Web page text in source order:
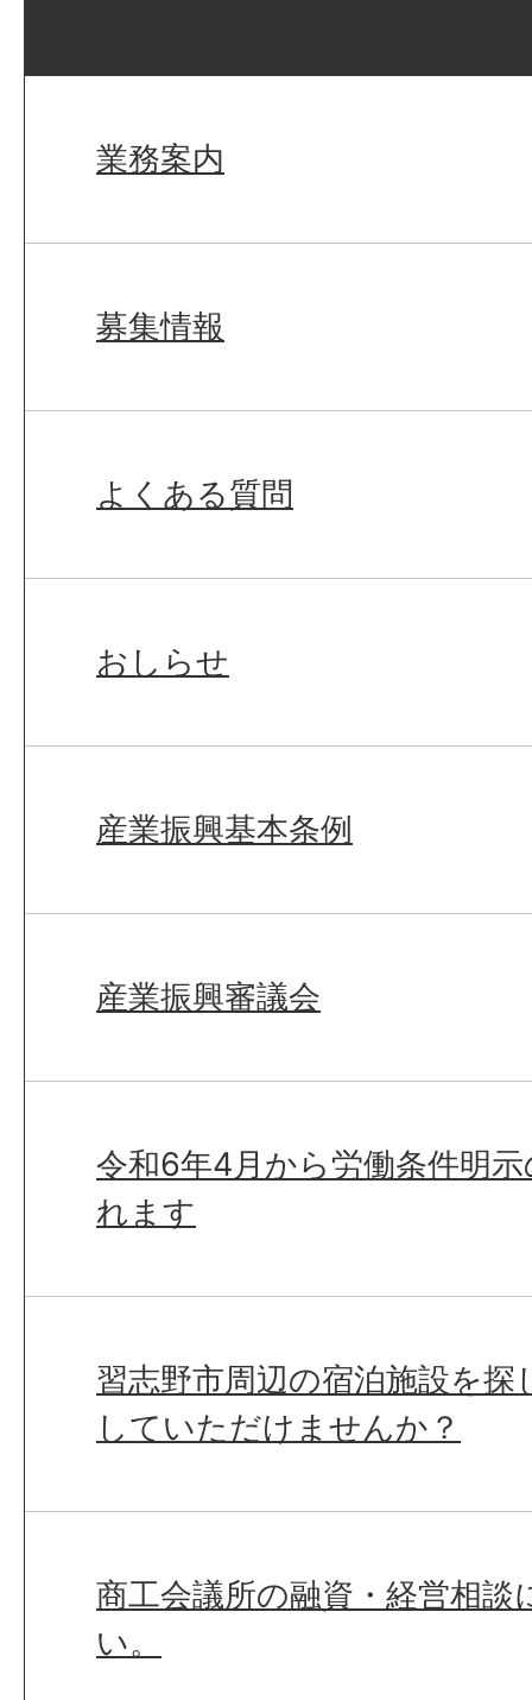
業務案内
募集情報
よくある質問
おしらせ
産業振興基本条例
産業振興審議会
令和6年4月から労働条件明
れます
習志野市周辺の宿泊施設を探
していただけませんか？
商工会議所の融資・経営相談
い。